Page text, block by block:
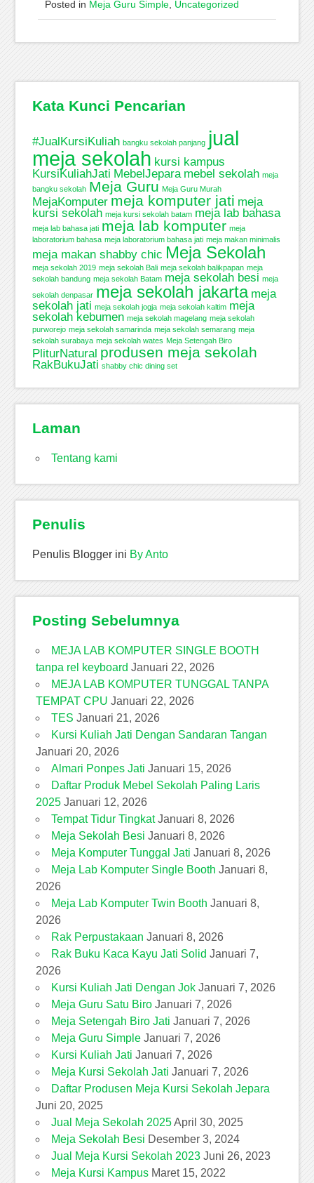
Posted in Meja Guru Simple, Uncategorized
Kata Kunci Pencarian
#JualKursiKuliah bangku sekolah panjang jual
meja sekolah kursi kampus
KursiKuliahJati MebelJepara mebel sekolah meja
bangku sekolah Meja Guru Meja Guru Murah
MejaKomputer meja komputer jati meja
kursi sekolah meja kursi sekolah batam meja lab bahasa
meja lab bahasa jati meja lab komputer meja
laboratorium bahasa meja laboratorium bahasa jati meja makan minimalis
meja makan shabby chic Meja Sekolah
meja sekolah 2019 meja sekolah Bali meja sekolah balikpapan meja
sekolah bandung meja sekolah Batam meja sekolah besi meja
sekolah denpasar meja sekolah jakarta meja
sekolah jati meja sekolah jogja meja sekolah kaltim meja
sekolah kebumen meja sekolah magelang meja sekolah
purworejo meja sekolah samarinda meja sekolah semarang meja
sekolah surabaya meja sekolah wates Meja Setengah Biro
PliturNatural produsen meja sekolah
RakBukuJati shabby chic dining set
Laman
Tentang kami
Penulis
Penulis Blogger ini By Anto
Posting Sebelumnya
MEJA LAB KOMPUTER SINGLE BOOTH
tanpa rel keyboard Januari 22, 2026
MEJA LAB KOMPUTER TUNGGAL TANPA
TEMPAT CPU Januari 22, 2026
TES Januari 21, 2026
Kursi Kuliah Jati Dengan Sandaran Tangan
Januari 20, 2026
Almari Ponpes Jati Januari 15, 2026
Daftar Produk Mebel Sekolah Paling Laris
2025 Januari 12, 2026
Tempat Tidur Tingkat Januari 8, 2026
Meja Sekolah Besi Januari 8, 2026
Meja Komputer Tunggal Jati Januari 8, 2026
Meja Lab Komputer Single Booth Januari 8,
2026
Meja Lab Komputer Twin Booth Januari 8,
2026
Rak Perpustakaan Januari 8, 2026
Rak Buku Kaca Kayu Jati Solid Januari 7,
2026
Kursi Kuliah Jati Dengan Jok Januari 7, 2026
Meja Guru Satu Biro Januari 7, 2026
Meja Setengah Biro Jati Januari 7, 2026
Meja Guru Simple Januari 7, 2026
Kursi Kuliah Jati Januari 7, 2026
Meja Kursi Sekolah Jati Januari 7, 2026
Daftar Produsen Meja Kursi Sekolah Jepara
Juni 20, 2025
Jual Meja Sekolah 2025 April 30, 2025
Meja Sekolah Besi Desember 3, 2024
Jual Meja Kursi Sekolah 2023 Juni 26, 2023
Meja Kursi Kampus Maret 15, 2022